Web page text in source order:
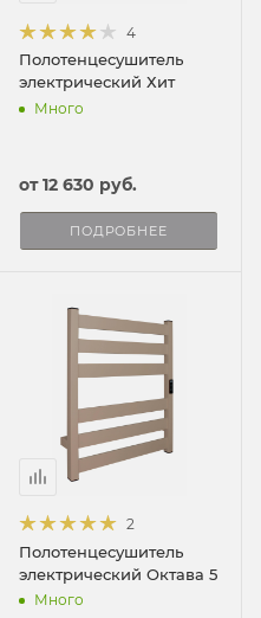
4
Полотенцесушитель
электрический Хит
Много
от12 630 руб.
ПОДРОБНЕЕ
2
Полотенцесушитель
электрический Октава 5
Много